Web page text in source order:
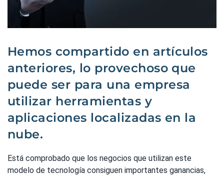
Hemos compartido en artículos
anteriores, lo provechoso que
puede ser para una empresa
utilizar herramientas y
aplicaciones localizadas en la
nube.
Está comprobado que los negocios que utilizan este
modelo de tecnología consiguen importantes ganancias,